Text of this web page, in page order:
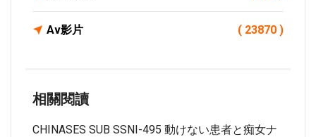
Av影片 ( 23870 )
相關閱讀
CHINASES SUB SSNI-495 動けない患者と痴女ナ